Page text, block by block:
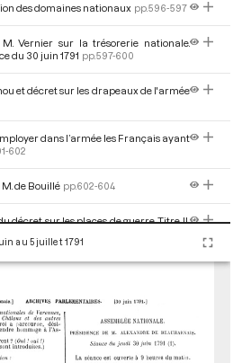
des domaines nationaux pp.596-597
Vernier sur la trésorerie nationale.
du 30 juin 1791 pp.597-600
et décret sur les drapeaux de l'armée
dans l’armée les Français ayant
602
de Bouillé pp.602-604
décret sur les places de guerre. Titre II,
au 5 juillet 1791